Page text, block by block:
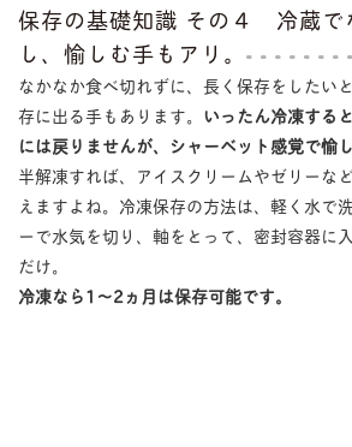
保存の基礎知識 その４ 冷蔵で
し、愉しむ手もアリ。
なかなか食べ切れずに、長く保存をしたい
存に出る手もあります。 いったん冷凍する
には戻りませんが、シャーベット感覚で愉
半解凍すれば、アイスクリームやゼリーな
えますよね。冷凍保存の方法は、軽く水で
ーで水気を切り、軸をとって、密封容器に
だけ。
冷凍なら1〜2ヵ月は保存可能です。